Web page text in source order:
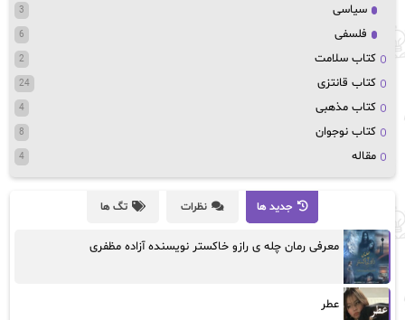
سیاسی 3
فلسفی 6
کتاب سلامت 2
کتاب قانتزی 24
کتاب مذهبی 4
کتاب نوجوان 8
مقاله 4
جدید ها نظرات تگ ها
معرفی رمان چله ی رازو خاکستر نویسنده آزاده مظفری
عطر